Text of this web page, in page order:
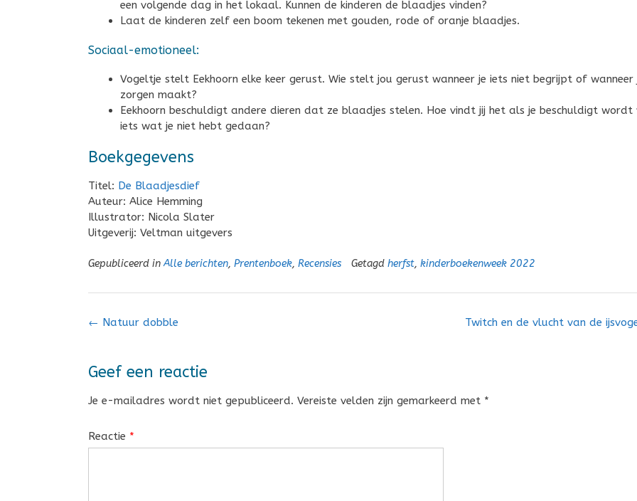
een volgende dag in het lokaal. Kunnen de kinderen de blaadjes vinden?
Laat de kinderen zelf een boom tekenen met gouden, rode of oranje blaadjes.
Sociaal-emotioneel:
Vogeltje stelt Eekhoorn elke keer gerust. Wie stelt jou gerust wanneer je iets niet begrijpt of wanneer
zorgen maakt?
Eekhoorn beschuldigt andere dieren dat ze blaadjes stelen. Hoe vindt jij het als je beschuldigt wordt
iets wat je niet hebt gedaan?
Boekgegevens
Titel: De Blaadjesdief
Auteur: Alice Hemming
Illustrator: Nicola Slater
Uitgeverij: Veltman uitgevers
Gepubliceerd inAlle berichten, Prentenboek, Recensies Getagd herfst, kinderboekenweek 2022
Bericht
Twitch en de vlucht van de
← Natuur dobble
Geef een reactie
Je e-mailadres wordt niet gepubliceerd. Vereiste velden zijn gemarkeerd met *
Reactie *